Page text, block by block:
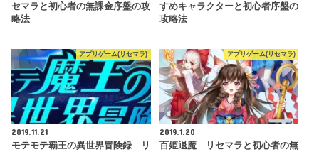
セマラと初心者の無課金序盤の攻
略法
すめキャラクターと初心者序盤の
攻略法
アプリゲーム(リセマラ)
2019.11.21
モテモテ覇王の異世界冒険録 リ
アプリゲーム(リセマラ)
2019.1.20
百姫退魔 リセマラと初心者の無